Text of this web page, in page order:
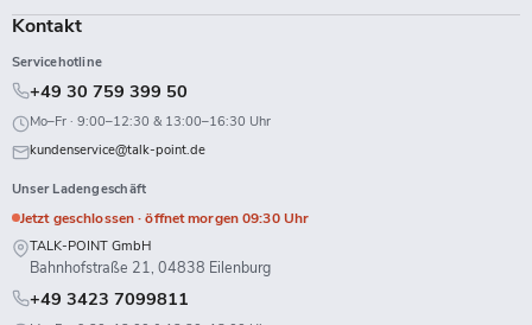
Kontakt
Servicehotline
+49 30 759 399 50
Mo–Fr · 9:00–12:30 & 13:00–16:30 Uhr
kundenservice@talk-point.de
Unser Ladengeschäft
Jetzt geschlossen · öffnet morgen 09:30 Uhr
TALK-POINT GmbH
Bahnhofstraße 21, 04838 Eilenburg
+49 3423 7099811